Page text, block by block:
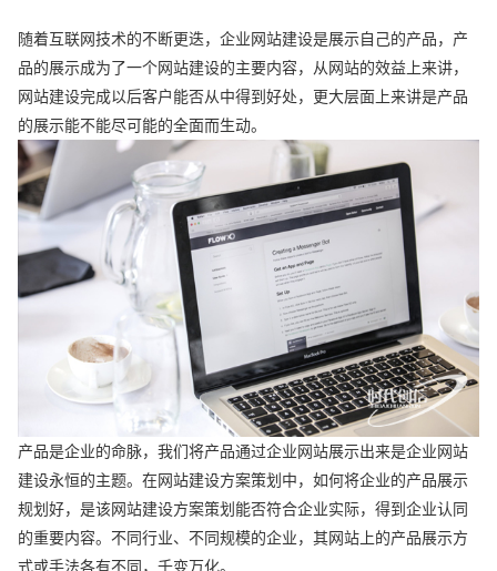
随着互联网技术的不断更迭，企业网站建设是展示自己的产品，产
品的展示成为了一个网站建设的主要内容，从网站的效益上来讲，
网站建设完成以后客户能否从中得到好处，更大层面上来讲是产品
的展示能不能尽可能的全面而生动。
产品是企业的命脉，我们将产品通过企业网站展示出来是企业网站
建设永恒的主题。在网站建设方案策划中，如何将企业的产品展示
规划好，是该网站建设方案策划能否符合企业实际，得到企业认同
的重要内容。不同行业、不同规模的企业，其网站上的产品展示方
式或手法各有不同，千变万化。